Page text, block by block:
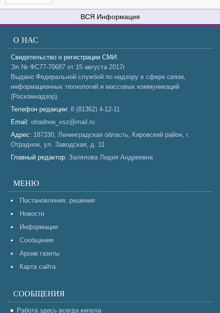
Информация
О НАС
Свидетельство о регистрации СМИ:
Эл № ФС77-70687 от 15 августа 2017г
Выдано Федеральной службой по надзору в сфере связи,
информационных технологий и массовых коммуникаций
(Роскомнадзор).
Телефон редакции: 8 (81362) 4-12-11
Email: otradnoe_vsz@mail.ru
Адрес: 187330, Ленинградская область, Кировский район, г.
Отрадное, ул. Заводская, д. 11
Главный редактор: Залялова Лидия Андреевна
МЕНЮ
Постановления, решения
Новости
Информация
Сообщения
Архив газеты
Карта сайта
СООБЩЕНИЯ
Работа здесь всегда кипела